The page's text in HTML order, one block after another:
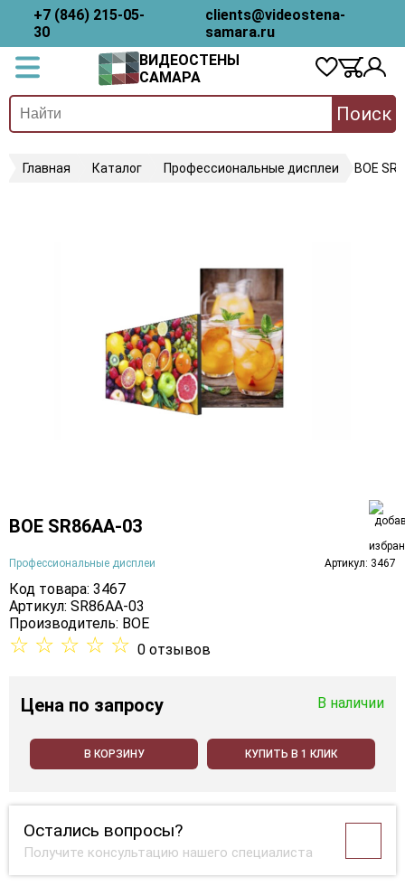
+7 (846) 215-05-
30
clients@videostena-
samara.ru
ВИДЕОСТЕНЫ
САМАРА
Поиск
Главная Каталог Профессиональные дисплеи BOE
BOE SR86AA-03
Профессиональные дисплеи Артикул: 3467
Код товара: 3467
Артикул: SR86AA-03
Производитель: BOE
☆ ☆ ☆ ☆ ☆ 0 отзывов
Цена по запросу В наличии
В КОРЗИНУ КУПИТЬ В 1 КЛИК
Остались вопросы?
Получите консультацию нашего специалиста